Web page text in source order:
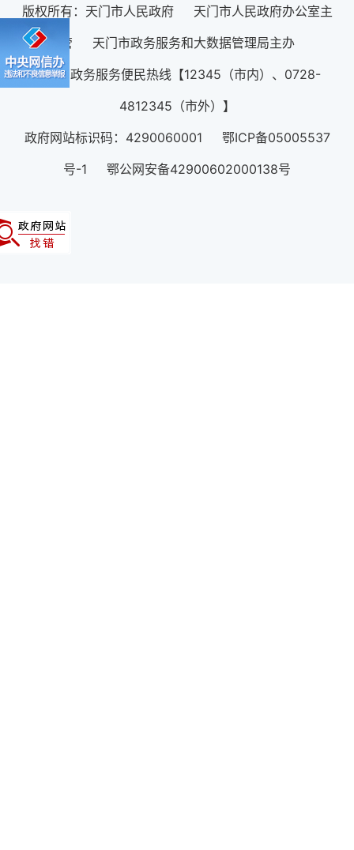
版权所有：天门市人民政府 天门市人民政府办公室主
管 天门市政务服务和大数据管理局主办
12345政务服务便民热线【12345（市内）、0728-
4812345（市外）】
政府网站标识码：4290060001 鄂ICP备05005537
号-1 鄂公网安备42900602000138号